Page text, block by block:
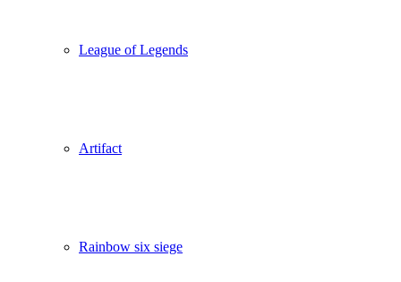
League of Legends
Artifact
Rainbow six siege